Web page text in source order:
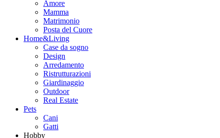
Amore
Mamma
Matrimonio
Posta del Cuore
Home&Living
Case da sogno
Design
Arredamento
Ristrutturazioni
Giardinaggio
Outdoor
Real Estate
Pets
Cani
Gatti
Hobby